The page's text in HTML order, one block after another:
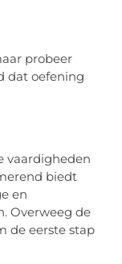
probeer
dat oefening
vaardigheden
biedt
en
Overweeg de
de eerste stap